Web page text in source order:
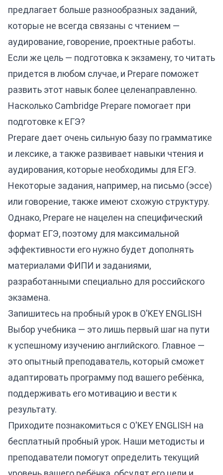
предлагает больше разнообразных заданий,
которые не всегда связаны с чтением —
аудирование, говорение, проектные работы.
Если же цель — подготовка к экзамену, то читать
придется в любом случае, и Prepare поможет
развить этот навык более целенаправленно.
Насколько Cambridge Prepare помогает при
подготовке к ЕГЭ?
Prepare дает очень сильную базу по грамматике
и лексике, а также развивает навыки чтения и
аудирования, которые необходимы для ЕГЭ.
Некоторые задания, например, на письмо (эссе)
или говорение, также имеют схожую структуру.
Однако, Prepare не нацелен на специфический
формат ЕГЭ, поэтому для максимальной
эффективности его нужно будет дополнять
материалами ФИПИ и заданиями,
разработанными специально для российского
экзамена.
Запишитесь на пробный урок в O'KEY ENGLISH
Выбор учебника — это лишь первый шаг на пути
к успешному изучению английского. Главное —
это опытный преподаватель, который сможет
адаптировать программу под вашего ребёнка,
поддерживать его мотивацию и вести к
результату.
Приходите познакомиться с O'KEY ENGLISH на
бесплатный пробный урок. Наши методисты и
преподаватели помогут определить текущий